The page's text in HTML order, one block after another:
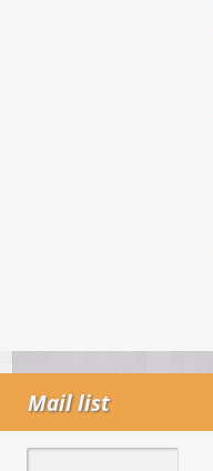
Mail list